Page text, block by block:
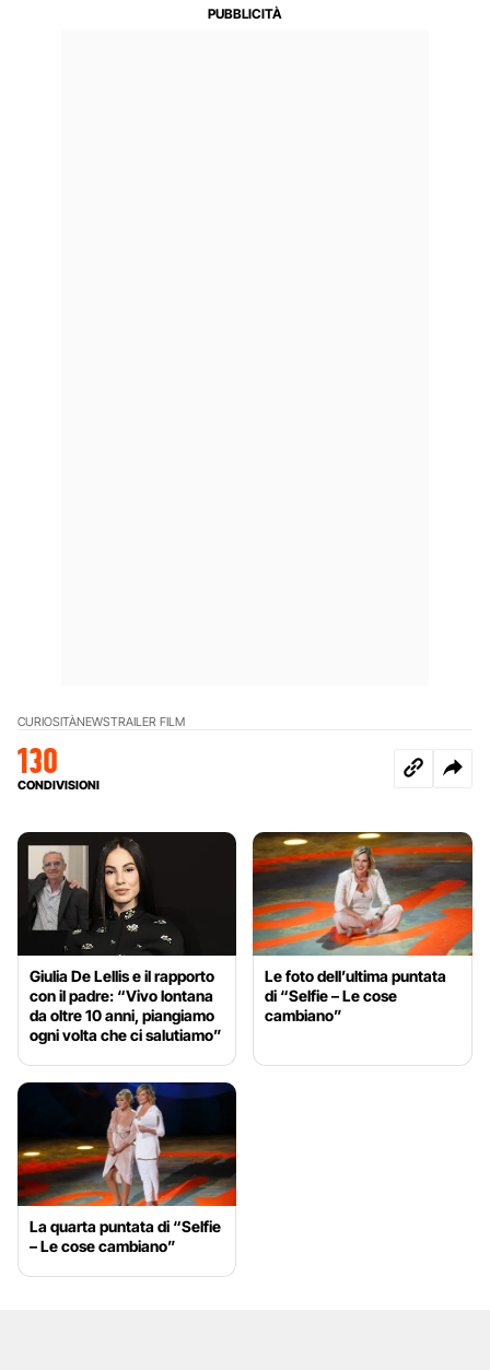
CURIOSITÀNEWSTRAILER FILM
130
CONDIVISIONI
Giulia De Lellis e il rapporto
con il padre: “Vivo lontana
da oltre 10 anni, piangiamo
ogni volta che ci salutiamo”
Le foto dell’ultima puntata
di “Selfie – Le cose
cambiano”
La quarta puntata di “Selfie
– Le cose cambiano”